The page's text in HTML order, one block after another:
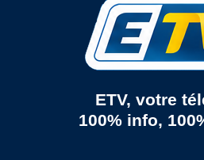
ETV, votre
100% info,